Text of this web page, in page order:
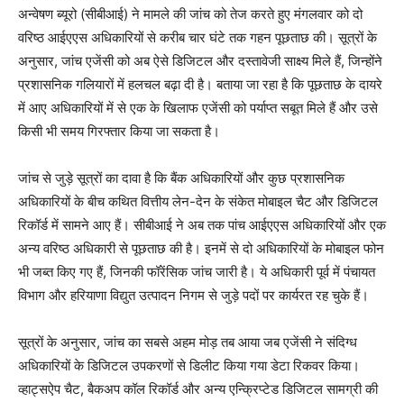
अन्वेषण ब्यूरो (सीबीआई) ने मामले की जांच को तेज करते हुए मंगलवार को दो
वरिष्ठ आईएएस अधिकारियों से करीब चार घंटे तक गहन पूछताछ की। सूत्रों के
अनुसार, जांच एजेंसी को अब ऐसे डिजिटल और दस्तावेजी साक्ष्य मिले हैं, जिन्होंने
प्रशासनिक गलियारों में हलचल बढ़ा दी है। बताया जा रहा है कि पूछताछ के दायरे
में आए अधिकारियों में से एक के खिलाफ एजेंसी को पर्याप्त सबूत मिले हैं और उसे
किसी भी समय गिरफ्तार किया जा सकता है।
जांच से जुड़े सूत्रों का दावा है कि बैंक अधिकारियों और कुछ प्रशासनिक
अधिकारियों के बीच कथित वित्तीय लेन-देन के संकेत मोबाइल चैट और डिजिटल
रिकॉर्ड में सामने आए हैं। सीबीआई ने अब तक पांच आईएएस अधिकारियों और एक
अन्य वरिष्ठ अधिकारी से पूछताछ की है। इनमें से दो अधिकारियों के मोबाइल फोन
भी जब्त किए गए हैं, जिनकी फॉरेंसिक जांच जारी है। ये अधिकारी पूर्व में पंचायत
विभाग और हरियाणा विद्युत उत्पादन निगम से जुड़े पदों पर कार्यरत रह चुके हैं।
सूत्रों के अनुसार, जांच का सबसे अहम मोड़ तब आया जब एजेंसी ने संदिग्ध
अधिकारियों के डिजिटल उपकरणों से डिलीट किया गया डेटा रिकवर किया।
व्हाट्सऐप चैट, बैकअप कॉल रिकॉर्ड और अन्य एन्क्रिप्टेड डिजिटल सामग्री की